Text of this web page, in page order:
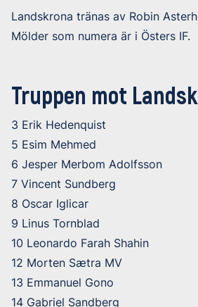
Landskrona tränas av Robin
Mölder som numera är i Östers IF.
Truppen mot
3 Erik Hedenquist
5 Esim Mehmed
6 Jesper Merbom Adolfsson
7 Vincent Sundberg
8 Oscar Iglicar
9 Linus Tornblad
10 Leonardo Farah Shahin
12 Morten Sætra MV
13 Emmanuel Gono
14 Gabriel Sandberg